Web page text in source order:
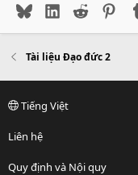
BlueskyLinkedIn
Reddit
Tài liệu Đạo đức 2
Tiếng Việt
Liên hệ
Quy định và Nội quy